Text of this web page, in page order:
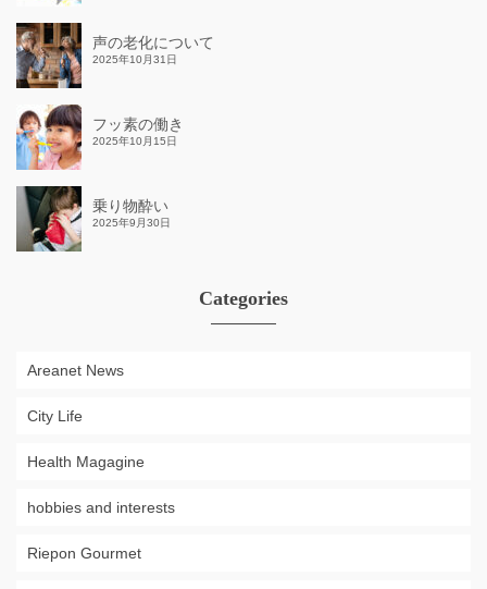
声の老化について
2025年10月31日
フッ素の働き
2025年10月15日
乗り物酔い
2025年9月30日
Categories
Areanet News
City Life
Health Magagine
hobbies and interests
Riepon Gourmet